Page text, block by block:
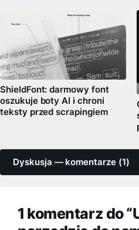
ShieldFont: darmowy font
oszukuje boty AI i chroni
teksty przed scrapingiem
Dyskusja — komentarze (1)
1 komentarz do